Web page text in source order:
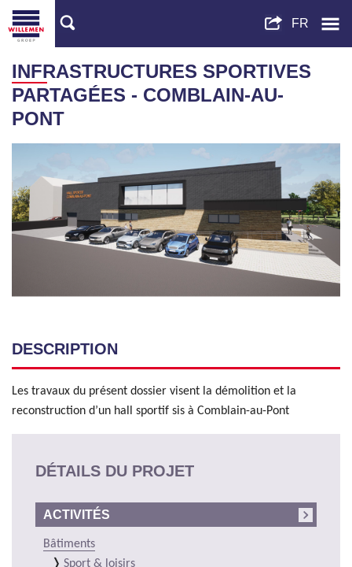
INFRASTRUCTURES SPORTIVES
PARTAGÉES - COMBLAIN-AU-
PONT
DESCRIPTION
Les travaux du présent dossier visent la démolition et la
reconstruction d’un hall sportif sis à Comblain-au-Pont
DÉTAILS DU PROJET
ACTIVITÉS
Bâtiments
Sport & loisirs